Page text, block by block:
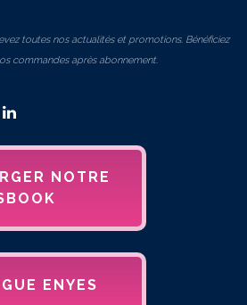
toutes nos actualités et promotions. Bénéficiez
commandes après abonnement.
NOTRE
ENYES